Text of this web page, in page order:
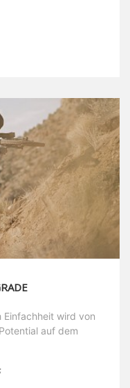
Einfachheit wird von
auf dem